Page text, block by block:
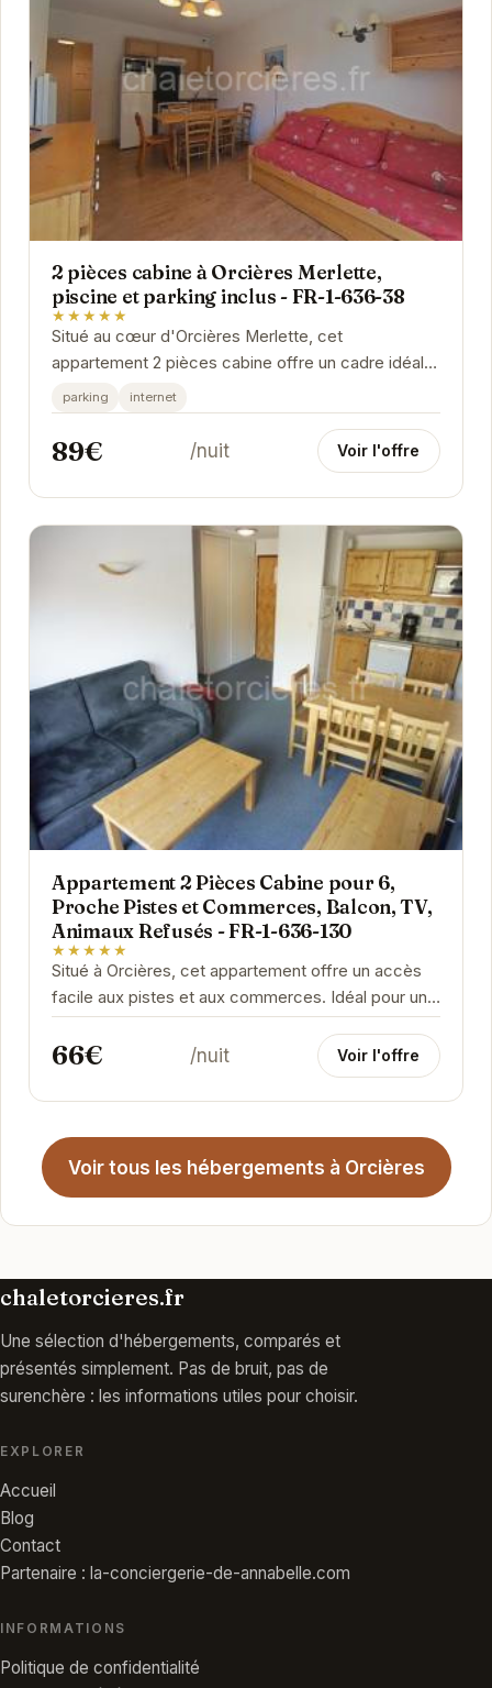
2 pièces cabine à Orcières Merlette,
piscine et parking inclus - FR-1-636-38
★★★★★
Situé au cœur d'Orcières Merlette, cet
appartement 2 pièces cabine offre un cadre idéal
pour des vacances à la montagne. Avec sa piscine
et son...
parking internet
89€ /nuit Voir l'offre
Appartement 2 Pièces Cabine pour 6,
Proche Pistes et Commerces, Balcon, TV,
Animaux Refusés - FR-1-636-130
★★★★★
Situé à Orcières, cet appartement offre un accès
facile aux pistes et aux commerces. Idéal pour un
séjour en famille ou entre amis, il peut...
66€ /nuit Voir l'offre
Voir tous les hébergements à Orcières
chaletorcieres.fr
Une sélection d'hébergements, comparés et
présentés simplement. Pas de bruit, pas de
surenchère : les informations utiles pour choisir.
EXPLORER
Accueil
Blog
Contact
Partenaire : la-conciergerie-de-annabelle.com
INFORMATIONS
Politique de confidentialité